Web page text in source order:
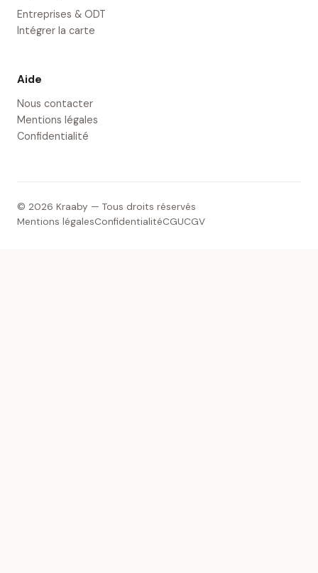
Entreprises & ODT
Intégrer la carte
Aide
Nous contacter
Mentions légales
Confidentialité
© 2026 Kraaby — Tous droits réservés
Mentions légalesConfidentialitéCGUCGV